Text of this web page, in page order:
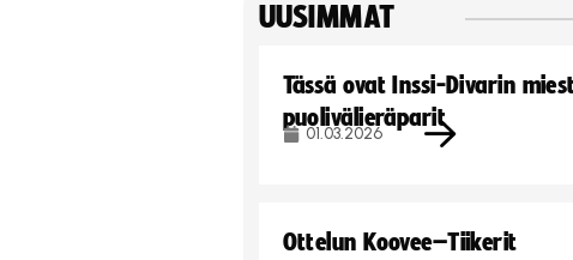
UUSIMMAT
Tässä ovat Inssi-Divarin
puolivälieräparit
01.03.2026
Ottelun Koovee–Tiikerit